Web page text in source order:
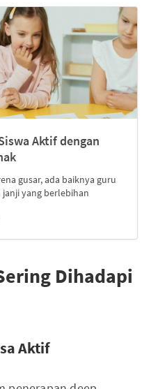
Aktif dengan
gusar, ada baiknya guru
yang berlebihan
Dihadapi
Aktif